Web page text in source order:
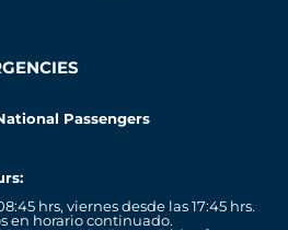
Passengers
hrs, viernes desde las 17:45 hrs.
en horario continuado.